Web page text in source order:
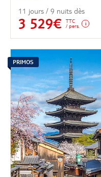
11 jours / 9 nuits dès
3 529€
TTC
/ pers.
PRIMOS